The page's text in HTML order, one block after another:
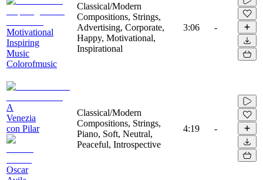
Motivational
Inspiring
Music
Colorofmusic
Classical/Modern
Compositions, Strings,
Advertising, Corporate,
Happy, Motivational,
Inspirational
3:06 -
A
Venezia
con Pilar
Oscar
Classical/Modern
Compositions, Strings,
Piano, Soft, Neutral,
Peaceful, Introspective
4:19 -